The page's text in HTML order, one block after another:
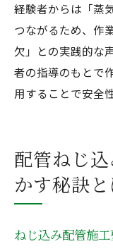
経験者からは「蒸
つながるため、作
欠」との実践的な
者の指導のもとで
用することで安全
配管ねじ
かす秘訣
ねじ込み配管施